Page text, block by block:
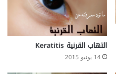
التهاب القرنية Keratitis
14 يونيو 2015